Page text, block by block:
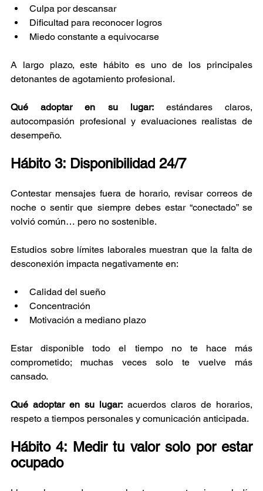
Culpa por descansar
Dificultad para reconocer logros
Miedo constante a equivocarse
A largo plazo, este hábito es uno de los principales
detonantes de agotamiento profesional.
Qué adoptar en su lugar: estándares claros,
autocompasión profesional y evaluaciones realistas de
desempeño.
Hábito 3: Disponibilidad 24/7
Contestar mensajes fuera de horario, revisar correos de
noche o sentir que siempre debes estar “conectado” se
volvió común… pero no sostenible.
Estudios sobre límites laborales muestran que la falta de
desconexión impacta negativamente en:
Calidad del sueño
Concentración
Motivación a mediano plazo
Estar disponible todo el tiempo no te hace más
comprometido; muchas veces solo te vuelve más
cansado.
Qué adoptar en su lugar: acuerdos claros de horarios,
respeto a tiempos personales y comunicación anticipada.
Hábito 4: Medir tu valor solo por estar
ocupado